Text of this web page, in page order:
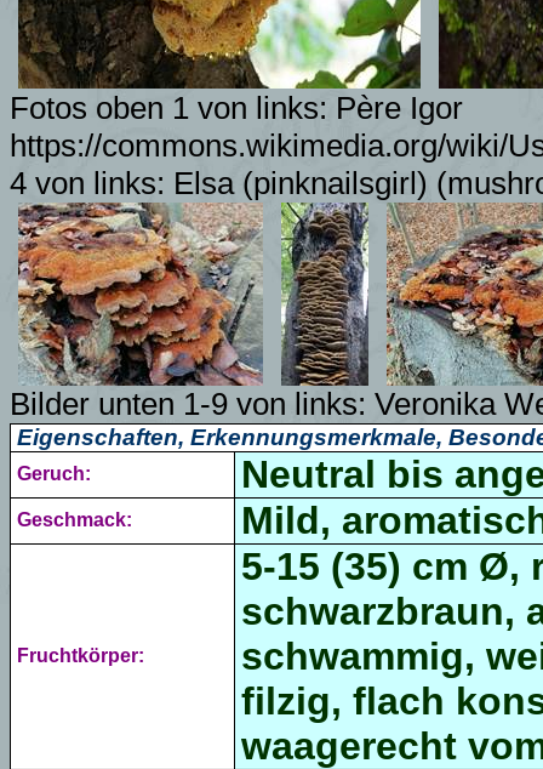
Fotos oben 1 von links: Père Igor
https://commons.wikimedia.org/wiki/
4 von links: Elsa (pinknailsgirl)
Bilder unten 1-9 von links: Veronika
Eigenschaften, Erkennungsmerkmale,
Geruch: Neutral bis
Geschmack: Mild,
Fruchtkörper:
5-15 (35) cm Ø,
schwarzbraun,
schwammig,
filzig, flach
waagerecht